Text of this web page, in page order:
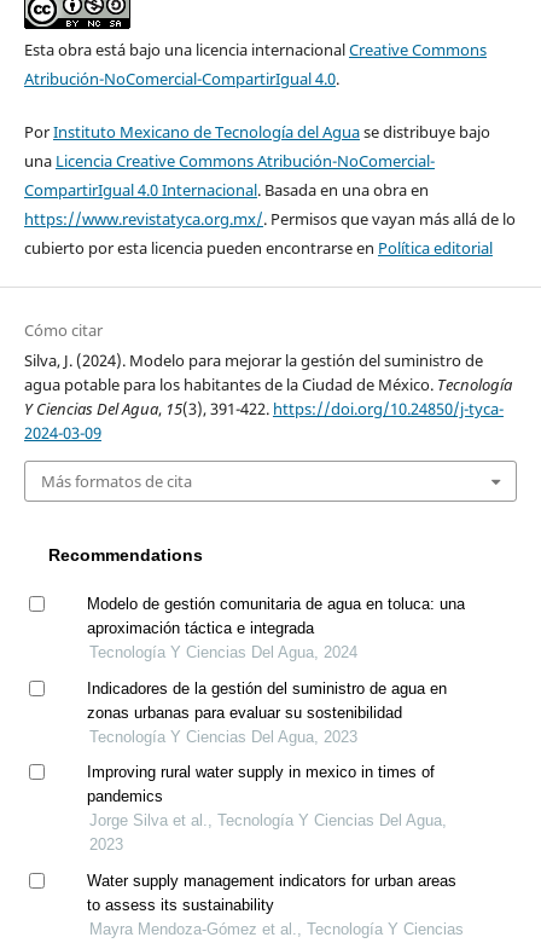
Esta obra está bajo una licencia internacionalCreative Commons
Atribución-NoComercial-CompartirIgual 4.0.
PorInstituto Mexicano de Tecnología del Aguase distribuye bajo
una Licencia Creative Commons Atribución-NoComercial-
CompartirIgual 4.0 Internacional. Basada en una obra en
https://www.revistatyca.org.mx/. Permisos que vayan más allá de lo
cubierto por esta licencia pueden encontrarse en Política editorial
Cómo citar
Silva, J. (2024). Modelo para mejorar la gestión del suministro de
agua potable para los habitantes de la Ciudad de México. Tecnología
Y Ciencias Del Agua, 15(3), 391-422. https://doi.org/10.24850/j-tyca-
2024-03-09
Más formatos de cita
Recommendations
Modelo de gestión comunitaria de agua en toluca: una
aproximación táctica e integrada
Tecnología Y Ciencias Del Agua, 2024
Indicadores de la gestión del suministro de agua en
zonas urbanas para evaluar su sostenibilidad
Tecnología Y Ciencias Del Agua, 2023
Improving rural water supply in mexico in times of
pandemics
Jorge Silva et al., Tecnología Y Ciencias Del Agua,
2023
Water supply management indicators for urban areas
to assess its sustainability
Mayra Mendoza-Gómez et al., Tecnología Y Ciencias